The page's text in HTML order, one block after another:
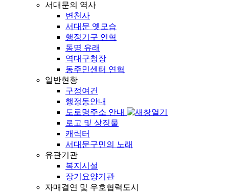
서대문의 역사
변천사
서대문 옛모습
행정기구 연혁
동명 유래
역대구청장
동주민센터 연혁
일반현황
구정여건
행정동안내
도로명주소 안내
로고 및 상징물
캐릭터
서대문구민의 노래
유관기관
복지시설
장기요양기관
자매결연 및 우호협력도시